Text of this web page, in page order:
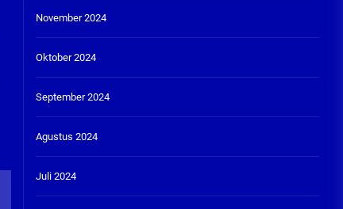
November 2024
Oktober 2024
September 2024
Agustus 2024
Juli 2024